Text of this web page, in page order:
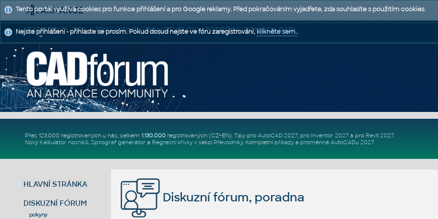
CAD FÓRUM - TIPY A TRIKY | UTILITY | DISKUZE | BLOKY | PODPORA | POMOC A RADY
Přes 123.000 registrovaných u nás, celkem 1.130.000registrovaných (CZ+EN). Tipy pro AutoCAD 2027, pro Inventor 2027a pro Revit 2027.
Nový Kalkulátor nosníků, Spirograf generátor a Regresní křivkyv sekci Převodníky. Kompletní příkazya proměnné AutoCADu 2027.
HLAVNÍ STRÁNKA
DISKUZNÍ FÓRUM
pokyny
Diskuzní fórum, poradna
Tento portál využívá cookies pro funkce přihlášení a pro Google reklamy. Před pokračováním vyjadřete, zda souhlasíte s použitím cookies.
Nejste přihlášeni - přihlaste se prosím. Pokud dosud nejste ve fóru zaregistrováni,klikněte sem..